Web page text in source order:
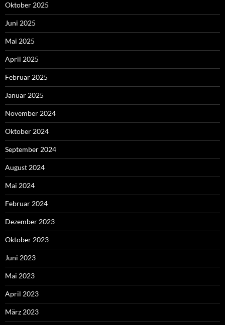
Oktober 2025
Juni 2025
Mai 2025
April 2025
Februar 2025
Januar 2025
November 2024
Oktober 2024
September 2024
August 2024
Mai 2024
Februar 2024
Dezember 2023
Oktober 2023
Juni 2023
Mai 2023
April 2023
März 2023